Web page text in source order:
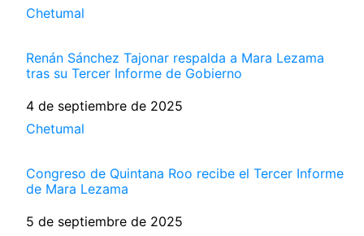
Respecto a
Chetumal
Renán Sánchez Tajonar respalda a Mara Lezama
tras su Tercer Informe de Gobierno
Fecha
4 de septiembre de 2025
Respecto a
Chetumal
Congreso de Quintana Roo recibe el Tercer Informe
de Mara Lezama
Fecha
5 de septiembre de 2025